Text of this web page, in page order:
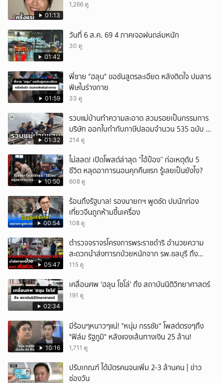
01:13
1,266 ดู
01:42
วันที่ 6 ส.ค. 69 4 ภาคเจอฝนถล่มหนัก
30 ดู
01:59
พี่ชาย "ฮลุน" ขอชันสูตรละเอียด หลังติดใจ ปมสาร
พิษในร่างกาย
33 ดู
01:32
รวบแม่บ้านทำความสะอาด สวมรอยเป็นกรรมการ
บริษัท ออกใบกำกับภาษีปลอมจำนวน 535 ฉบับ รัฐ
เสียหายกว่า 129 ล้านบาท
214 ดู
10:50
ไม่สลด! เปิดโพสต์ล่าสุด “ไอ้ป๋อง” ก่อเหตุดับ 5
ชีวิต หลุดอาการนอนคุกคืนแรก รู้เลยเป็นยังไง?
608 ดู
00:54
ร้อนถึงรัฐบาล! รองนายกฯ พูดชัด ปมนักท่อง
เที่ยวจีนถูกห้ามขึ้นเครื่อง
108 ดู
05:47
ตำรวจจราจรโครงการพระราชดำริ อำนวยความ
สะดวกนำส่งทารกป่วยหนักจาก รพ.ชลบุรี ถึง
รพ.ศิริราช
115 ดู
02:34
เคลื่อนศพ 'ฮลุน โซโล่' ถึง สถาบันนิติวิทยาศาสตร์
191 ดู
10:16
มีร้อนๆหนาวๆแน่! "หนุ่ม กรรชัย" โพสต์ตรงๆถึง
"ฟิล์ม รัฐภูมิ" หลังแจงเส้นทางเงิน 25 ล้าน!
1,711 ดู
ปรับเกณฑ์ ได้บัตรคนจนเพิ่ม 2-3 ล้านคน | ข่าว
ช่องวัน